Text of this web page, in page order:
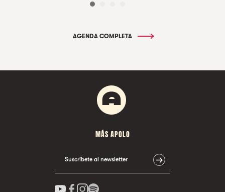
AGENDA COMPLETA
MÁS APOLO
Suscríbete al newsletter